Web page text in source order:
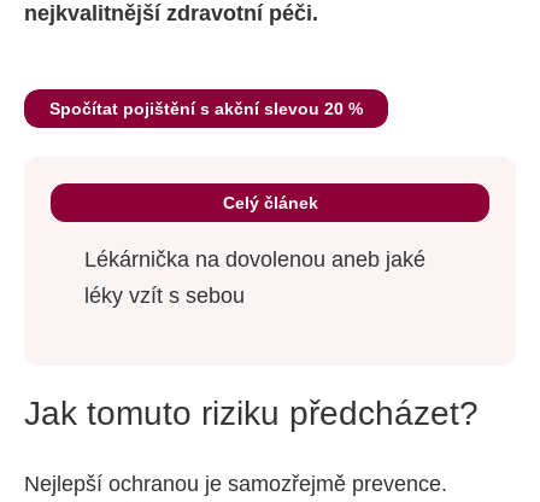
nejkvalitnější zdravotní péči.
Spočítat pojištění s akční slevou 20 %
Lékárnička na dovolenou aneb jaké
léky vzít s sebou
Celý článek
Jak tomuto riziku předcházet?
Nejlepší ochranou je samozřejmě prevence.